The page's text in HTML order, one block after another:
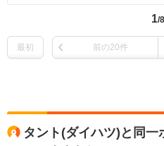
1/8
最初 前の20件
タント(ダイハツ)と同